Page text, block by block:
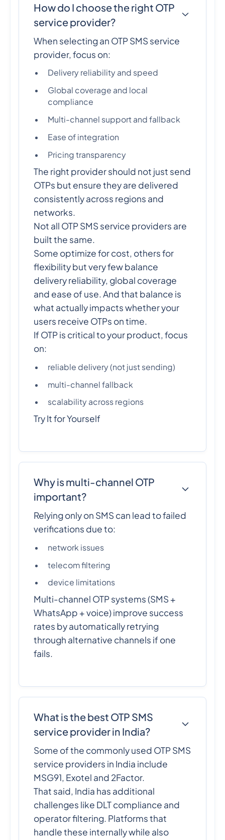
How do I choose the right OTP
service provider?
When selecting an OTP SMS service
provider, focus on:
Delivery reliability and speed
Global coverage and local
compliance
Multi-channel support and fallback
Ease of integration
Pricing transparency
The right provider should not just send
OTPs but ensure they are delivered
consistently across regions and
networks.
Not all OTP SMS service providers are
built the same.
Some optimize for cost, others for
flexibility but very few balance
delivery reliability, global coverage
and ease of use. And that balance is
what actually impacts whether your
users receive OTPs on time.
If OTP is critical to your product, focus
on:
reliable delivery (not just sending)
multi-channel fallback
scalability across regions
Try It for Yourself
Why is multi-channel OTP
important?
Relying only on SMS can lead to failed
verifications due to:
network issues
telecom filtering
device limitations
Multi-channel OTP systems (SMS +
WhatsApp + voice) improve success
rates by automatically retrying
through alternative channels if one
fails.
What is the best OTP SMS
service provider in India?
Some of the commonly used OTP SMS
service providers in India include
MSG91, Exotel and 2Factor.
That said, India has additional
challenges like DLT compliance and
operator filtering. Platforms that
handle these internally while also